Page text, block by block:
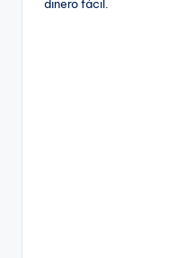
dinero fácil.